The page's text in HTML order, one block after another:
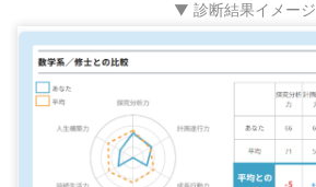
▼ 診断結果イメージ